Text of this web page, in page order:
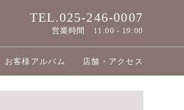
TEL.025-246-0007
営業時間 11:00 - 19:00
お客様アルバム 店舗・アクセス